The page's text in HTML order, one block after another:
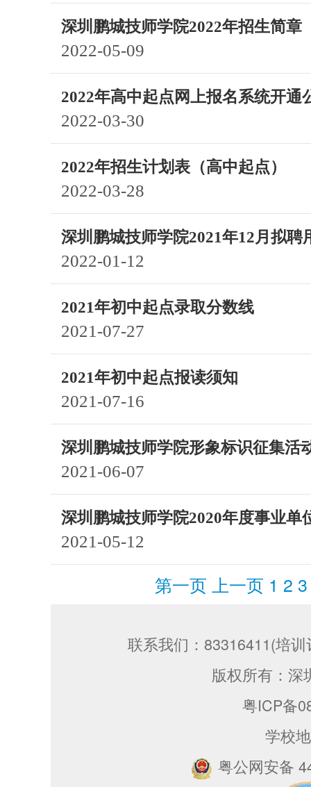
深圳鹏城技师学院2022年招生简章
2022-05-09
2022年高中起点网上报名系统开通
2022-03-30
2022年招生计划表（高中起点）
2022-03-28
深圳鹏城技师学院2021年12月拟聘
2022-01-12
2021年初中起点录取分数线
2021-07-27
2021年初中起点报读须知
2021-07-16
深圳鹏城技师学院形象标识征集活
2021-06-07
深圳鹏城技师学院2020年度事业单
2021-05-12
第一页 上一页 1 2
联系我们：83316411(培
版权所有：深
粤ICP备
学校
粤公网安备